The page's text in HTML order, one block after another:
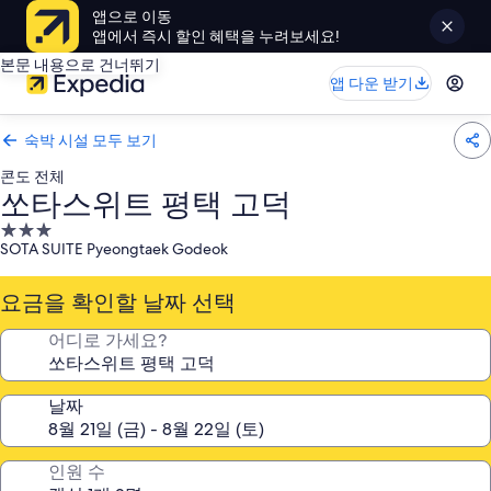
앱으로 이동
앱에서 즉시 할인 혜택을 누려보세요!
본문 내용으로 건너뛰기
앱 다운 받기
숙박 시설 모두 보기
콘도 전체
쏘타스위트 평택 고덕
3.0
성
급
숙
박
설
SOTA SUITE Pyeongtaek Godeok
요금을 확인할 날짜 선택
어디로 가세요?
날짜
인원 수